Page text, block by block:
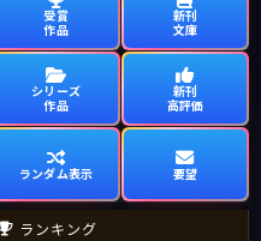
受賞
作品
新刊
文庫
シリーズ
作品
新刊
高評価
ランダム表示 要望
ランキング